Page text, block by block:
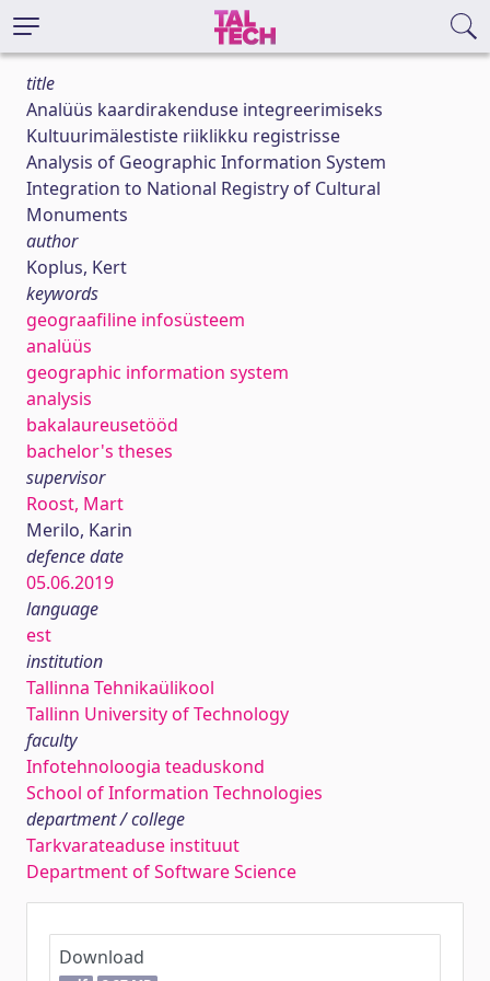
title
Analüüs kaardirakenduse integreerimiseks
Kultuurimälestiste riiklikku registrisse
Analysis of Geographic Information System
Integration to National Registry of Cultural
Monuments
author
Koplus, Kert
keywords
geograafiline infosüsteem
analüüs
geographic information system
analysis
bakalaureusetööd
bachelor's theses
supervisor
Roost, Mart
Merilo, Karin
defence date
05.06.2019
language
est
institution
Tallinna Tehnikaülikool
Tallinn University of Technology
faculty
Infotehnoloogia teaduskond
School of Information Technologies
department / college
Tarkvarateaduse instituut
Department of Software Science
Download